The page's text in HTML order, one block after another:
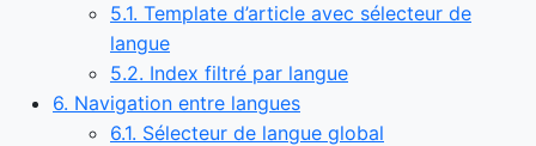
5.1. Template d’article avec sélecteur de
langue
5.2. Index filtré par langue
6. Navigation entre langues
6.1. Sélecteur de langue global